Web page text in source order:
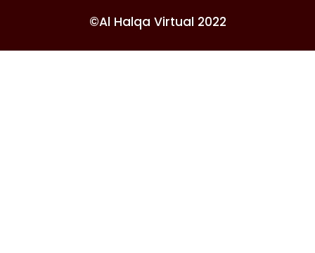
©Al Halqa Virtual 2022